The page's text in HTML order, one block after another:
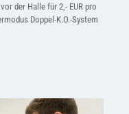
der Halle für 2,- EUR pro
Doppel-K.O.-System